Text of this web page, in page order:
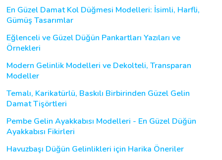
En Güzel Damat Kol Düğmesi Modelleri: İsimli, Harfli,
Gümüş Tasarımlar
Eğlenceli ve Güzel Düğün Pankartları Yazıları ve
Örnekleri
Modern Gelinlik Modelleri ve Dekolteli, Transparan
Modeller
Temalı, Karikatürlü, Baskılı Birbirinden Güzel Gelin
Damat Tişörtleri
Pembe Gelin Ayakkabısı Modelleri - En Güzel Düğün
Ayakkabısı Fikirleri
Havuzbaşı Düğün Gelinlikleri için Harika Öneriler